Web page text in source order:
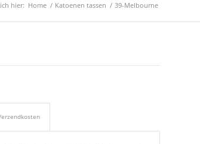
hier: Home / Katoenen tassen / 39-Melbourne